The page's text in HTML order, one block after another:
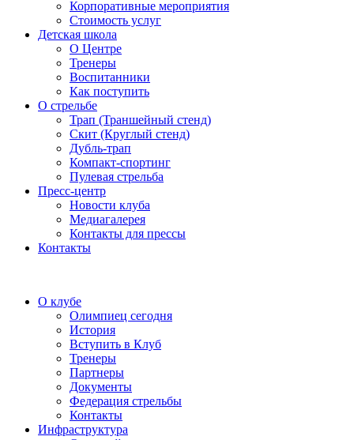
Корпоративные мероприятия
Стоимость услуг
Детская школа
О Центре
Тренеры
Воспитанники
Как поступить
О стрельбе
Трап (Траншейный стенд)
Скит (Круглый стенд)
Дубль-трап
Компакт-спортинг
Пулевая стрельба
Пресс-центр
Новости клуба
Медиагалерея
Контакты для прессы
Контакты
О клубе
Олимпиец сегодня
История
Вступить в Клуб
Тренеры
Партнеры
Документы
Федерация стрельбы
Контакты
Инфраструктура